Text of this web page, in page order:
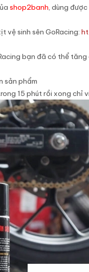
shop2banh, dùng
vệ sinh sên GoRacing:
bạn đã có thể tăng
sản phẩm
15 phút rồi xong chỉ